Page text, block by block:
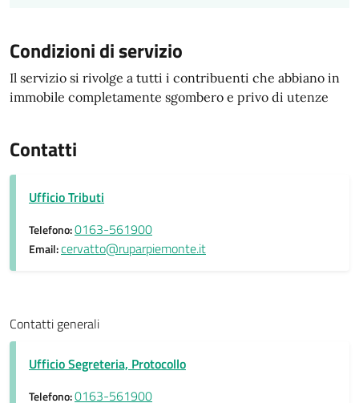
Condizioni di servizio
Il servizio si rivolge a tutti i contribuenti che abbiano in
immobile completamente sgombero e privo di utenze
Contatti
Ufficio Tributi
Telefono:0163-561900
Email:cervatto@ruparpiemonte.it
Contatti generali
Ufficio Segreteria, Protocollo
Telefono:0163-561900